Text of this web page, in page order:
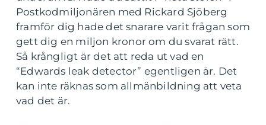
Postkodmiljonären med Rickard Sjöberg
framför dig hade det snarare varit frågan som
gett dig en miljon kronor om du svarat rätt.
Så krångligt är det att reda ut vad en
“Edwards leak detector” egentligen är. Det
kan inte räknas som allmänbildning att veta
vad det är.